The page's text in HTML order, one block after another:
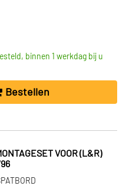
binnen 1 werkdag bij u
Bestellen
VOOR (L&R)